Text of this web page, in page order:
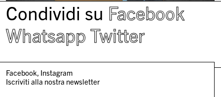
Condividi su Facebook
Whatsapp Twitter
Facebook Instagram
Iscriviti alla nostra newsletter